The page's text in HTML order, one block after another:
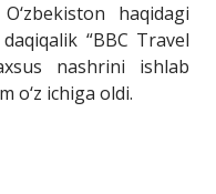
haqidagi
“BBC Travel
nashrini ishlab
o‘z ichiga oldi.